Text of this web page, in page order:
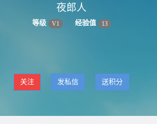
夜郎人
等级 V1 经验值 13
关注 发私信 送积分